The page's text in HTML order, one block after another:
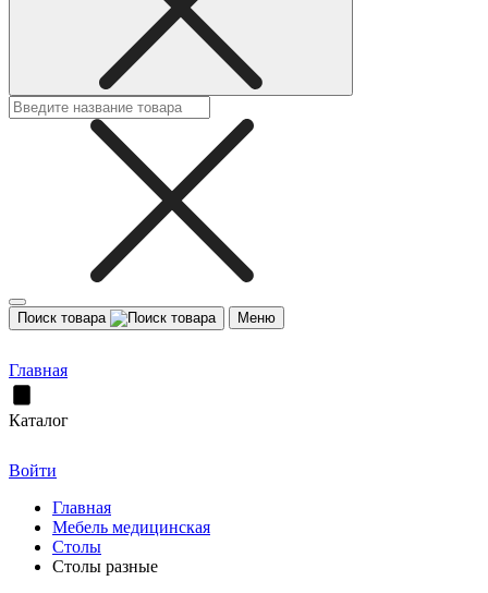
Поиск товара Меню
Главная
Каталог
Войти
Главная
Мебель медицинская
Столы
Столы разные